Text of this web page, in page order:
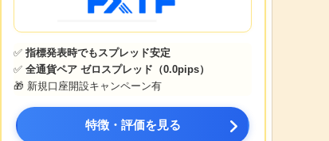
✅ 指標発表時でもスプレッド安定
✅ 全通貨ペア ゼロスプレッド（0.0pips）
🎁 新規口座開設キャンペーン有
特徴・評価を見る